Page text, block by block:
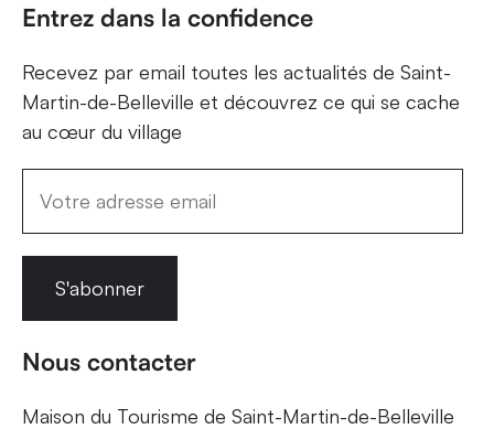
Entrez dans la confidence
Recevez par email toutes les actualités de Saint-
Martin-de-Belleville et découvrez ce qui se cache
au cœur du village
S'abonner
Nous contacter
Maison du Tourisme de Saint-Martin-de-Belleville